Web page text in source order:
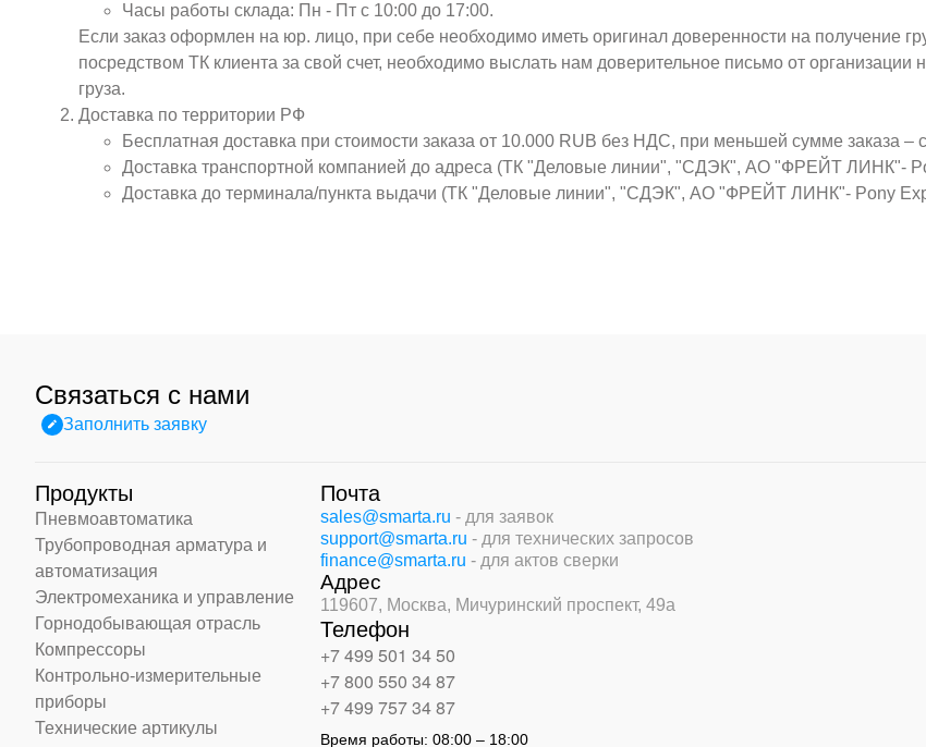
Часы работы склада: Пн - Пт с 10:00 до 17:00.
Если заказ оформлен на юр. лицо, при себе необходимо иметь оригинал доверенности на получение
посредством ТК клиента за свой счет, необходимо выслать нам доверительное письмо от
груза.
Доставка по территории РФ
Бесплатная доставка при стоимости заказа от 10.000 RUB без НДС, при меньшей сумме заказа –
Доставка транспортной компанией до адреса (ТК "Деловые линии", "СДЭК", АО "ФРЕЙТ ЛИНК"-
Доставка до терминала/пункта выдачи (ТК "Деловые линии", "СДЭК", АО "ФРЕЙТ ЛИНК"- Pony
Связаться с нами
Заполнить заявку
Продукты
Пневмоавтоматика
Трубопроводная арматура и
автоматизация
Электромеханика и управление
Горнодобывающая отрасль
Компрессоры
Контрольно-измерительные
приборы
Технические артикулы
Почта
sales@smarta.ru - для заявок
support@smarta.ru - для технических запросов
finance@smarta.ru - для актов сверки
Адрес
119607, Москва, Мичуринский проспект, 49а
Телефон
+7 499 501 34 50
+7 800 550 34 87
+7 499 757 34 87
Время работы:08:00 – 18:00